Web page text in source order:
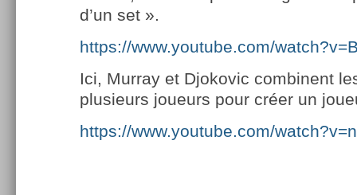
d’un set ».
https://www.youtube.com/
Ici, Murray et Djokovic combinent
plusieurs joueurs pour créer un
https://www.youtube.com/